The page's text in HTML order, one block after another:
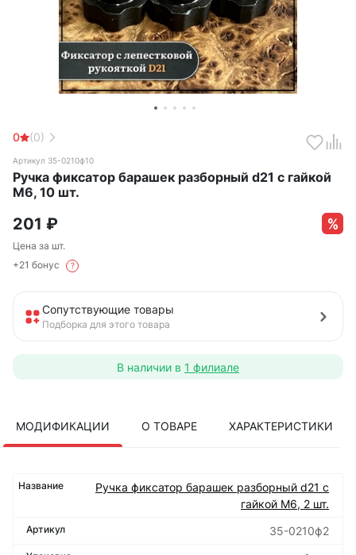
0 (0)
Артикул 35-0210ф10
Ручка фиксатор барашек разборный d21 с гайкой
М6, 10 шт.
201 ₽
Цена за шт.
+21 бонус
?
Сопутствующие товары
Подборка для этого товара
В наличии в 1 филиале
МОДИФИКАЦИИ О ТОВАРЕ ХАРАКТЕРИСТИКИ
Ручка фиксатор барашек разборный d21 с
гайкой М6, 2 шт.
35-0210ф2